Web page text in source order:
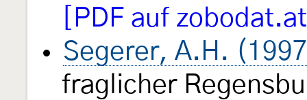
[PDF auf
Segerer, A.H.
fraglicher